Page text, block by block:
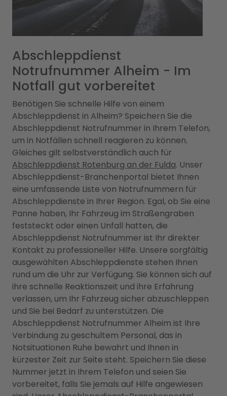
Abschleppdienst
Notrufnummer Alheim - Im
Notfall gut vorbereitet
Benötigen Sie schnelle Hilfe von einem
Abschleppdienst in Alheim? Speichern Sie die
Abschleppdienst Notrufnummer in Ihrem Telefon,
um in Notfällen schnell reagieren zu können.
Gleiches gilt selbstverständlich auch für
Abschleppdienst Rotenburg an der Fulda. Unser
Abschleppdienst-Branchenportal bietet Ihnen
eine umfassende Liste von Notrufnummern für
Abschleppdienste in Ihrer Region. Egal, ob Sie eine
Panne haben, Ihr Fahrzeug im Straßengraben
feststeckt oder einen Unfall hatten, die
Abschleppdienst Notrufnummer ist Ihr direkter
Kontakt zu professioneller Hilfe. Unsere sorgfältig
ausgewählten Abschleppdienste stehen Ihnen
rund um die Uhr zur Verfügung. Sie können sich auf
ihre schnelle Reaktionszeit und ihre Erfahrung
verlassen, um Ihr Fahrzeug sicher abzuschleppen
und Sie bei Bedarf zu unterstützen. Die
Abschleppdienst Notrufnummer Alheim ist Ihre
Verbindung zu geschultem Personal, das in
Notsituationen Ruhe bewahrt und Ihnen in
kürzester Zeit zur Seite steht. Speichern Sie diese
Nummer jetzt in Ihrem Telefon und seien Sie
vorbereitet, falls Sie jemals auf Hilfe angewiesen